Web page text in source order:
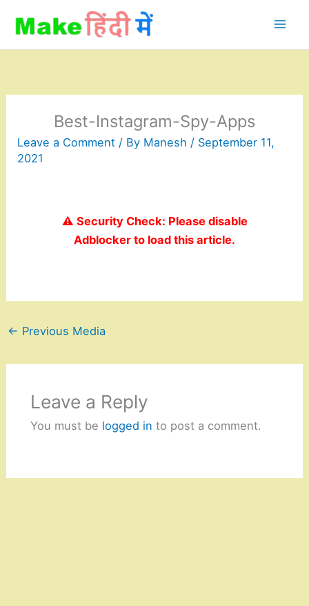
content
Best-Instagram-Spy-Apps
Leave a Comment / By Manesh / September 11,
2021
⚠️ Security Check: Please disable
Adblocker to load this article.
← Previous Media
Leave a Reply
You must be logged in to post a comment.